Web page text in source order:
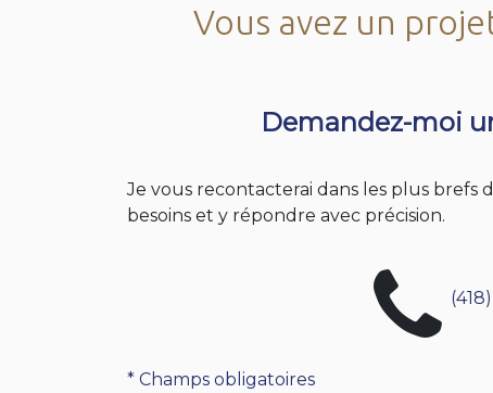
Vous avez un
Demandez-moi
Je vous recontacterai dans les plus brefs
besoins et y répondre avec précision.
* Champs obligatoires